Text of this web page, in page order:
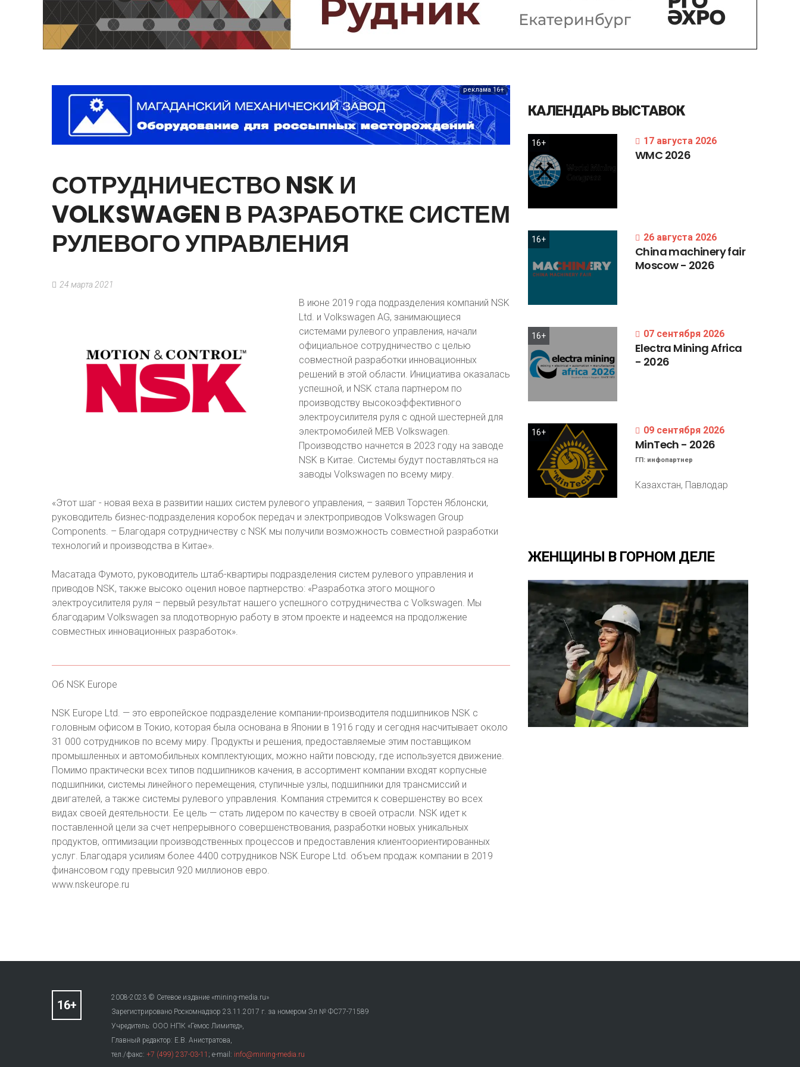
Предприятия и компании
Интервью
Выставки, Конференции
реклама 16+
СОТРУДНИЧЕСТВОNSKИ
VOLKSWAGEN В РАЗРАБОТКЕСИСТЕМ
РУЛЕВОГОУПРАВЛЕНИЯ
24 марта 2021
В июне 2019 года подразделения компаний NSK
Ltd. и Volkswagen AG, занимающиеся
системами рулевого управления, начали
официальное сотрудничество с целью
совместной разработки инновационных
решений в этой области. Инициатива оказалась
успешной, и NSK стала партнером по
производству высокоэффективного
электроусилителя руля с одной шестерней для
электромобилей MEB Volkswagen.
Производство начнется в 2023 году на заводе
NSK в Китае. Системы будут поставляться на
заводы Volkswagen по всему миру.
«Этот шаг - новая веха в развитии наших систем рулевого управления, – заявил Торстен Яблонски,
руководитель бизнес-подразделения коробок передач и электроприводов Volkswagen Group
Components. – Благодаря сотрудничеству с NSK мы получили возможность совместной разработки
технологий и производства в Китае».
Масатада Фумото, руководитель штаб-квартиры подразделения систем рулевого управления и
приводов NSK, также высоко оценил новое партнерство: «Разработка этого мощного
электроусилителя руля – первый результат нашего успешного сотрудничества с Volkswagen. Мы
благодарим Volkswagen за плодотворную работу в этом проекте и надеемся на продолжение
совместных инновационных разработок».
Об NSK Europe
NSK Europe Ltd. — это европейское подразделение компании-производителя подшипников NSK с
головным офисом в Токио, которая была основана в Японии в 1916 году и сегодня насчитывает около
31 000 сотрудников по всему миру. Продукты и решения, предоставляемые этим поставщиком
промышленных и автомобильных комплектующих, можно найти повсюду, где используется движение.
Помимо практически всех типов подшипников качения, в ассортимент компании входят корпусные
подшипники, системы линейного перемещения, ступичные узлы, подшипники для трансмиссий и
двигателей, а также системы рулевого управления. Компания стремится к совершенству во всех
видах своей деятельности. Ее цель — стать лидером по качеству в своей отрасли. NSK идет к
поставленной цели за счет непрерывного совершенствования, разработки новых уникальных
продуктов, оптимизации производственных процессов и предоставления клиентоориентированных
услуг. Благодаря усилиям более 4400 сотрудников NSK Europe Ltd. объем продаж компании в 2019
финансовом году превысил 920 миллионов евро.
www.nskeurope.ru
КАЛЕНДАРЬ ВЫСТАВОК
16+ 17 августа 2026
WMC 2026
16+ 26 августа 2026
Chinamachineryfair
Moscow- 2026
16+ 07 сентября 2026
Electra MiningAfrica
- 2026
16+ 09 сентября 2026
MinTech - 2026
ГП: инфопартнер
Казахстан, Павлодар
ЖЕНЩИНЫ В ГОРНОМ ДЕЛЕ
2008-2023 © Сетевое издание «mining-media.ru»
Зарегистрировано Роскомнадзор 23.11.2017 г. за номером Эл № ФС77-71589
Учредитель: ООО НПК «Гемос Лимитед»,
Главный редактор: Е.В. Анистратова,
тел./факс: +7 (499) 237-03-11 ; e-mail: info@mining-media.ru